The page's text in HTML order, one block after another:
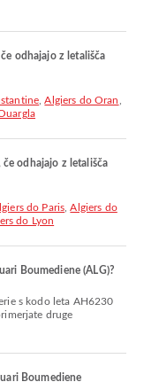
odhajajo z letališča
,Algiers do Oran
odhajajo z letališča
do Paris ,Algiers do
do Lyon
Boumediene (ALG)?
druge
Boumediene